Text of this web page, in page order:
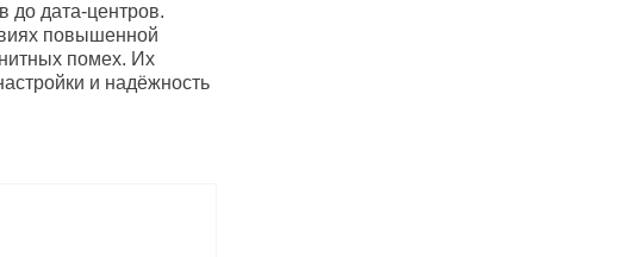
до дата-центров.
повышенной
помех. Их
и надёжность